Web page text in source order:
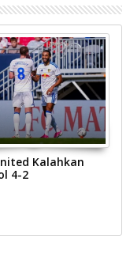
Kalahkan
4-2